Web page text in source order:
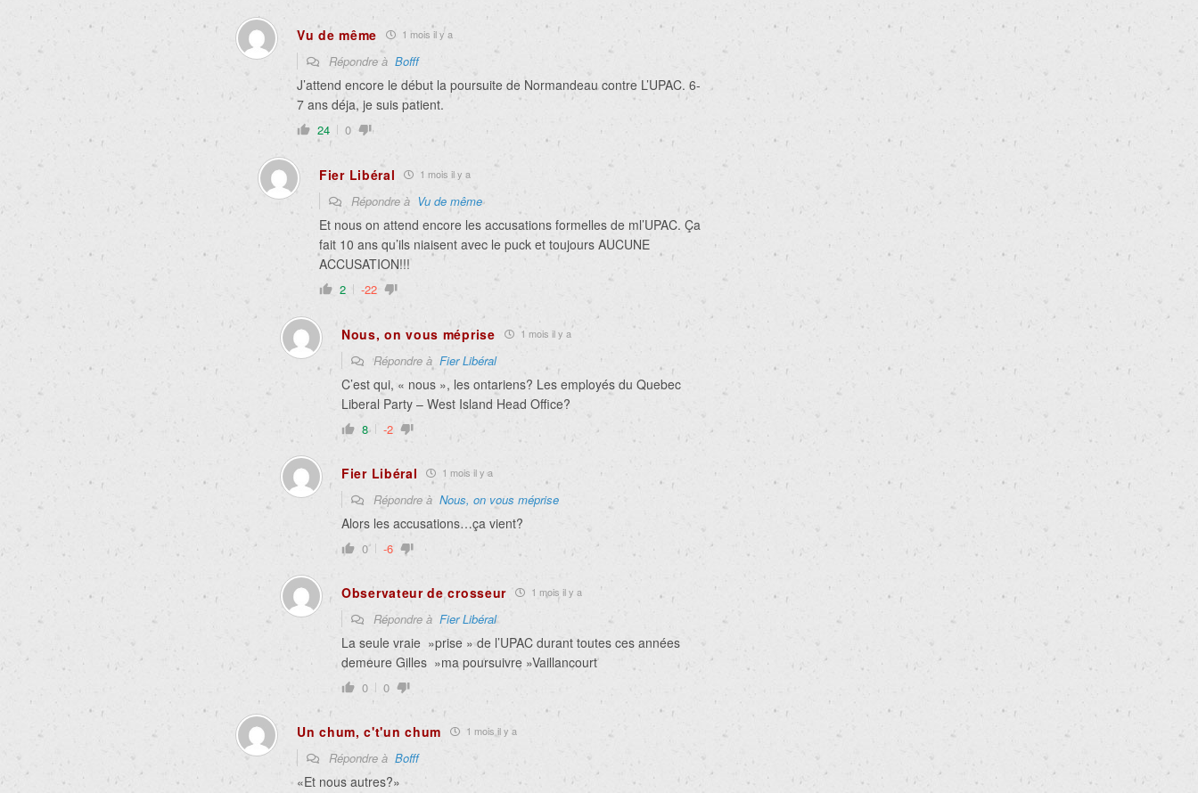
Vu de même 1 mois il y a
Répondre à Bofff
J’attend encore le début la poursuite de Normandeau contre L’UPAC. 6-
7 ans déja, je suis patient.
24 0
Fier Libéral 1 mois il y a
Répondre à Vu de même
Et nous on attend encore les accusations formelles de ml’UPAC. Ça
fait 10 ans qu’ils niaisent avec le puck et toujours AUCUNE
ACCUSATION!!!
2 -22
Nous, on vous méprise 1 mois il y a
Répondre à Fier Libéral
C’est qui, « nous », les ontariens? Les employés du Quebec
Liberal Party – West Island Head Office?
8 -2
Fier Libéral 1 mois il y a
Répondre à Nous, on vous méprise
Alors les accusations…ça vient?
0 -6
Observateur de crosseur 1 mois il y a
Répondre à Fier Libéral
La seule vraie »prise » de l’UPAC durant toutes ces années
demeure Gilles »ma poursuivre »Vaillancourt
0 0
Un chum, c't'un chum 1 mois il y a
Répondre à Bofff
«Et nous autres?»